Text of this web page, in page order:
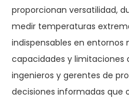
proporcionan versatilidad,
medir temperaturas
indispensables en entornos
capacidades y limitaciones
ingenieros y gerentes de
decisiones informadas que